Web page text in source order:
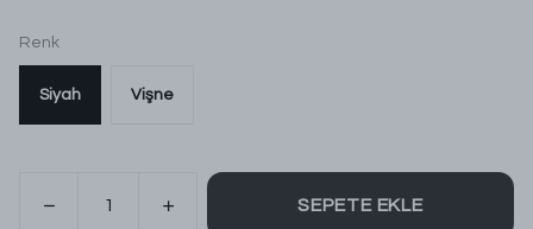
Renk
Siyah Vişne
SEPETE EKLE